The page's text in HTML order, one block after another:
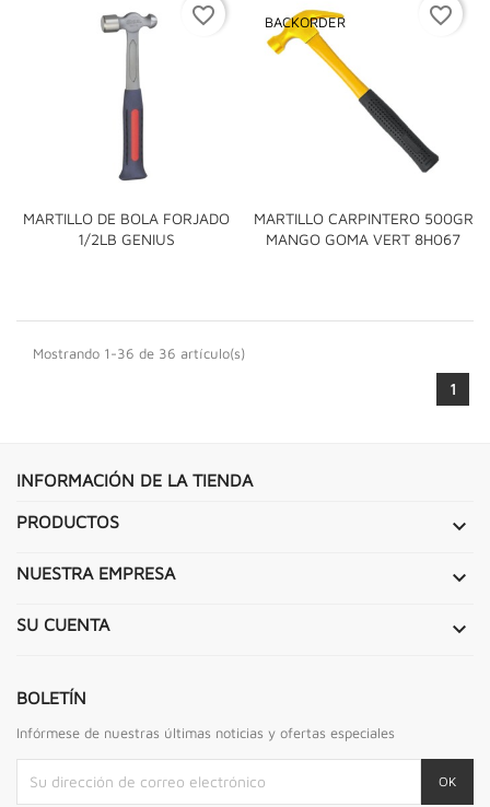
MARTILLO DE BOLA FORJADO
1/2LB GENIUS
favorite_border
MARTILLO CARPINTERO 500GR
MANGO GOMA VERT 8H067
BACKORDER favorite_border
Mostrando 1-36 de 36 artículo(s)
1
INFORMACIÓN DE LA TIENDA
PRODUCTOS 
NUESTRA EMPRESA 
SU CUENTA 
BOLETÍN
Infórmese de nuestras últimas noticias y ofertas especiales